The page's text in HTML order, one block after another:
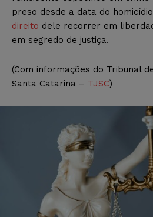
preso desde a data do
direito dele recorrer em
em segredo de justiça.
(Com informações do Tribunal
Santa Catarina – TJSC)